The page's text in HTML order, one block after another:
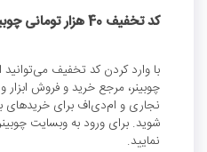
کد تخفیف 40 هزار تومانی چوبینر
چوبینر، مرجع خرید و فروش
شوید. برای ورود به وبسایت
نمایید.